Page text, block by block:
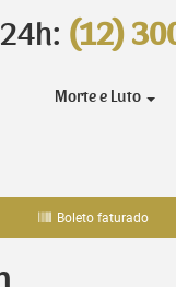
(12)
Morte e Luto
Boleto faturado